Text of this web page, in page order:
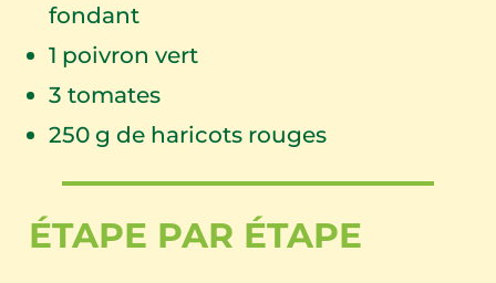
fondant
1 poivron vert
3 tomates
250g de haricots rouges
ÉTAPE PAR ÉTAPE